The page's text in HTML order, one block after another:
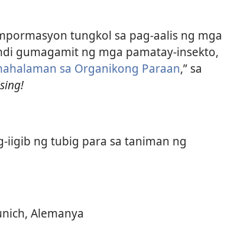
tungkol sa pag-aalis ng mga
gumagamit ng mga pamatay-insekto,
sa Organikong Paraan,” sa
iigib ng tubig para sa taniman ng
Alemanya